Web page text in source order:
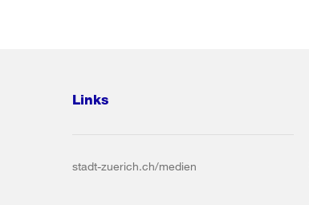
Links
stadt-zuerich.ch/medien